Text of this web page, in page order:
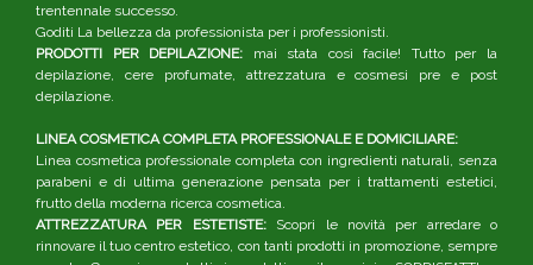
trentennale successo.
Goditi La bellezza da professionista per i professionisti.
PRODOTTI PER DEPILAZIONE: mai stata così facile! Tutto per la
depilazione, cere profumate, attrezzatura e cosmesi pre e post
depilazione.
LINEA COSMETICA COMPLETA PROFESSIONALE E DOMICILIARE:
Linea cosmetica professionale completa con ingredienti naturali, senza
parabeni e di ultima generazione pensata per i trattamenti estetici,
frutto della moderna ricerca cosmetica.
ATTREZZATURA PER ESTETISTE:Scopri le novità per arredare o
rinnovare il tuo centro estetico, con tanti prodotti in promozione, sempre